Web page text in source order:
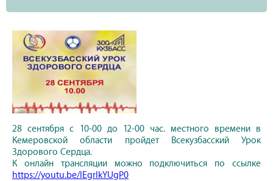
28 сентября с 10-00 до 12-00 час. местного времени в
Кемеровской области пройдет Всекузбасский Урок
Здорового Сердца.
К онлайн трансляции можно подключиться по ссылке
https://youtu.be/IEgrIkYUgP0